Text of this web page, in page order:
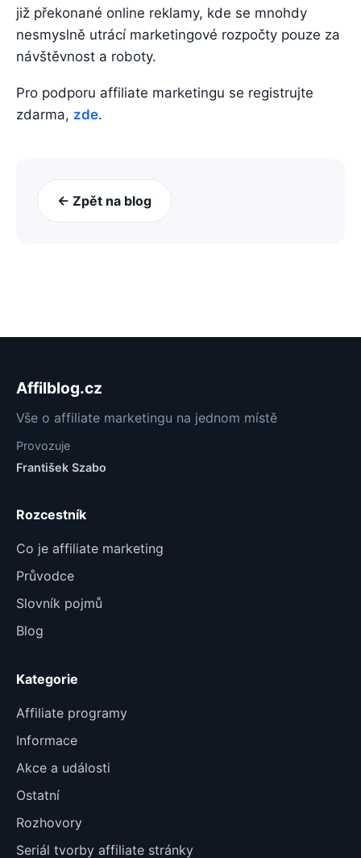
již překonané online reklamy, kde se mnohdy
nesmyslně utrácí marketingové rozpočty pouze za
návštěvnost a roboty.
Pro podporu affiliate marketingu se registrujte
zdarma, zde.
← Zpět na blog
Affilblog.cz
Vše o affiliate marketingu na jednom místě
Provozuje
František Szabo
Rozcestník
Co je affiliate marketing
Průvodce
Slovník pojmů
Blog
Kategorie
Affiliate programy
Informace
Akce a události
Ostatní
Rozhovory
Seriál tvorby affiliate stránky